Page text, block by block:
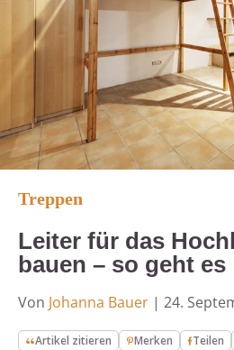
Treppen
Leiter für das
bauen – so geht es
Von Johanna Bauer | 24.
Artikel zitieren Merken Teilen